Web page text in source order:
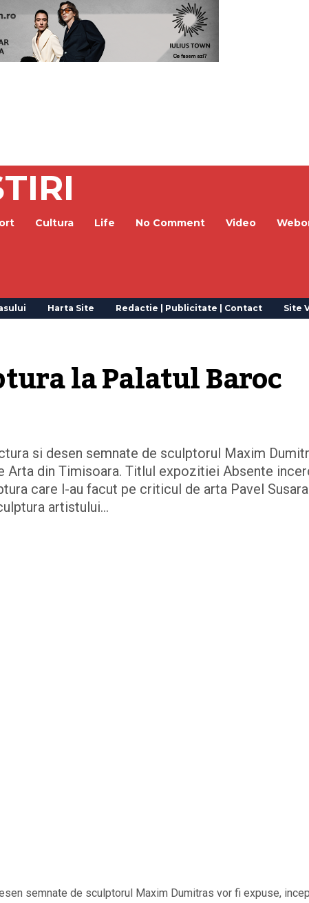
Cultura Life No Comment Video
Harta Site Redactie | Publicitate | Contact Site
la Palatul Baroc
si desen semnate de sculptorul Maxim
Arta din Timisoara. Titlul expozitiei Absente
care l-au facut pe criticul de arta Pavel
artistului…
semnate de sculptorul Maxim Dumitras vor fi expuse,